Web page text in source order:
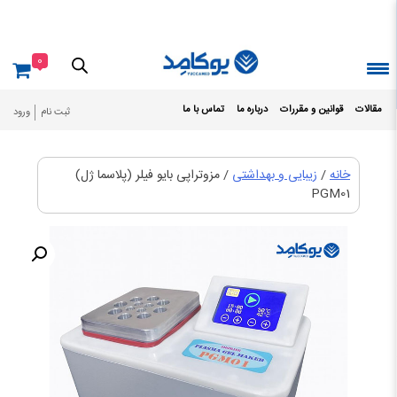
مقالات قوانین و مقررات درباره ما تماس با ما ثبت نام ورود
0
خانه/ زیبایی و بهداشتی / مزوتراپی بایو فیلر (پلاسما ژل)
PGM01